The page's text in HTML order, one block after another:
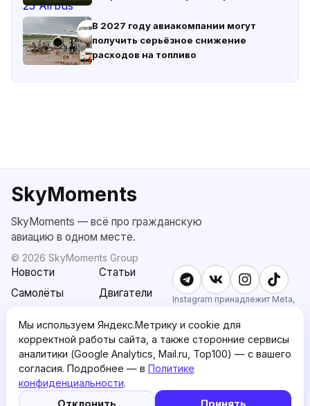
5
В 2027 году авиакомпании могут
получить серьёзное снижение
расходов на топливо
SkyMoments
SkyMoments — всё про гражданскую
авиацию в одном месте.
© 2026 SkyMoments Group
Новости
Статьи
Самолёты
Двигатели
AI: Altair
SkyMoments
Pro
О проекте
Пользовательское
соглашение
Политика
English version
Instagram принадлежит Meta,
признанной экстремистской и
запрещённой в РФ.
Мы используем Яндекс.Метрику и cookie для
корректной работы сайта, а также сторонние сервисы
аналитики (Google Analytics, Mail.ru, Top100) — с вашего
согласия. Подробнее — в Политике
конфиденциальности.